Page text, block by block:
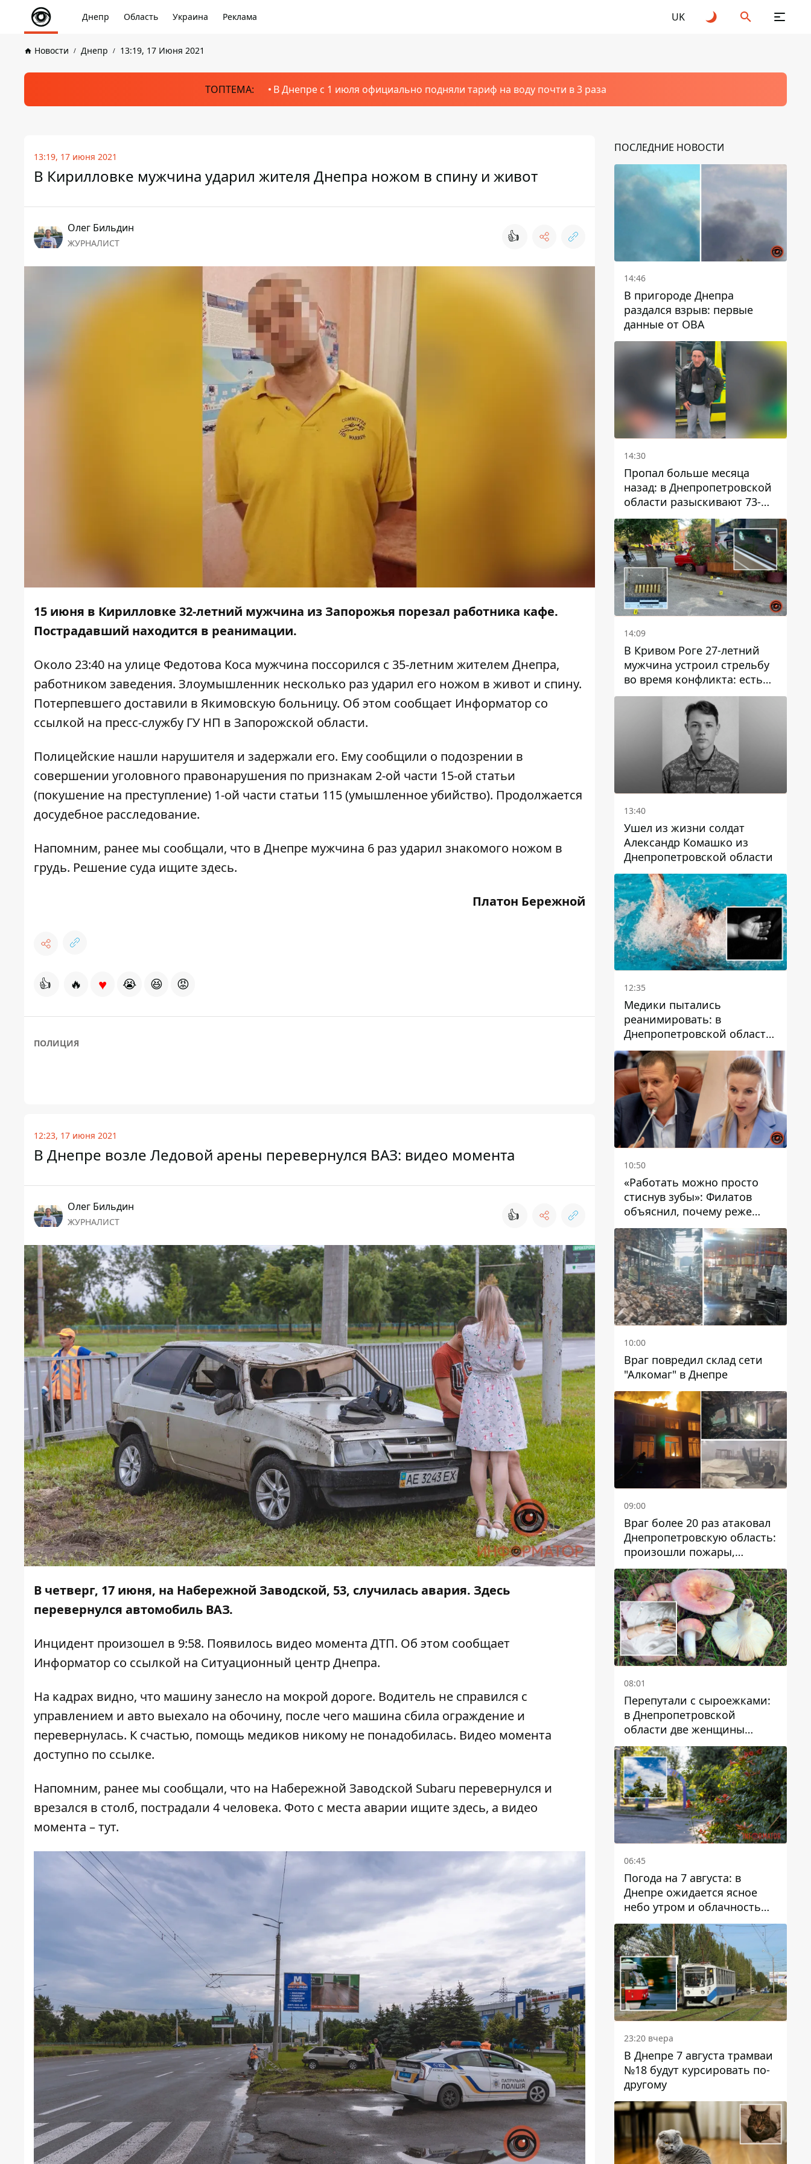
Днепр Область Украина Реклама UK
Новости Днепр 13:19, 17 Июня 2021
ТОПТЕМА: В Днепре с 1 июля официально подняли тариф на воду почти в 3 раза
13:19, 17 июня 2021
В Кирилловке мужчина ударил жителя Днепра ножом в спину и живот
Олег Бильдин
ЖУРНАЛИСТ 👍
15 июня в Кирилловке 32-летний мужчина из Запорожья порезал работника кафе.
Пострадавший находится в реанимации.
Около 23:40 на улице Федотова Коса мужчина поссорился с 35-летним жителем Днепра,
работником заведения. Злоумышленник несколько раз ударил его ножом в живот и спину.
Потерпевшего доставили в Якимовскую больницу. Об этом сообщает Информатор со
ссылкой на пресс-службу ГУ НП в Запорожской области.
Полицейские нашли нарушителя и задержали его. Ему сообщили о подозрении в
совершении уголовного правонарушения по признакам 2-ой части 15-ой статьи
(покушение на преступление) 1-ой части статьи 115 (умышленное убийство). Продолжается
досудебное расследование.
Напомним, ранее мы сообщали, что в Днепре мужчина 6 раз ударил знакомого ножом в
грудь. Решение суда ищитездесь.
Платон Бережной
👍 🔥 ♥ 😭 😆 😡
ПОЛИЦИЯ
12:23, 17 июня 2021
В Днепре возле Ледовой арены перевернулся ВАЗ: видео момента
Олег Бильдин
ЖУРНАЛИСТ 👍
В четверг, 17 июня, на Набережной Заводской, 53, случилась авария. Здесь
перевернулся автомобиль ВАЗ.
Инцидент произошел в 9:58. Появилось видео момента ДТП. Об этом сообщает
Информатор со ссылкой на Ситуационный центр Днепра.
На кадрах видно, что машину занесло на мокрой дороге. Водитель не справился с
управлением и авто выехало на обочину, после чего машина сбила ограждение и
перевернулась. К счастью, помощь медиков никому не понадобилась. Видео момента
доступно по ссылке.
Напомним, ранее мы сообщали, что на Набережной Заводской Subaru перевернулся и
врезался в столб, пострадали 4 человека. Фото с места аварии ищитездесь, а видео
момента –тут.
ПОСЛЕДНИЕ НОВОСТИ
14:46
В пригороде Днепра
раздался взрыв: первые
данные от ОВА
14:30
Пропал больше месяца
назад: в Днепропетровской
области разыскивают 73-
летнего мужчину
14:09
В Кривом Роге 27-летний
мужчина устроил стрельбу
во время конфликта: есть
раненый
13:40
Ушел из жизни солдат
Александр Комашко из
Днепропетровской области
12:35
Медики пытались
реанимировать: в
Днепропетровской области
двухлетний мальчик утонул
в бассейне
10:50
«Работать можно просто
стиснув зубы»: Филатов
объяснил, почему реже
пишет в соцсетях и
раскритиковал медийность
чиновников
10:00
Враг повредил склад сети
"Алкомаг" в Днепре
09:00
Враг более 20 раз атаковал
Днепропетровскую область:
произошли пожары,
повреждены дома,
инфраструктура и авто
08:01
Перепутали с сыроежками:
в Днепропетровской
области две женщины
отравились грибами
06:45
Погода на 7 августа: в
Днепре ожидается ясное
небо утром и облачность
после обеда
23:20 вчера
В Днепре 7 августа трамваи
№18 будут курсировать по-
другому